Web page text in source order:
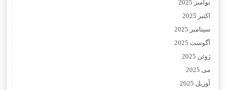
نوامبر 2025
اکتبر 2025
سپتامبر 2025
آگوست 2025
ژوئن 2025
می 2025
آوریل 2025